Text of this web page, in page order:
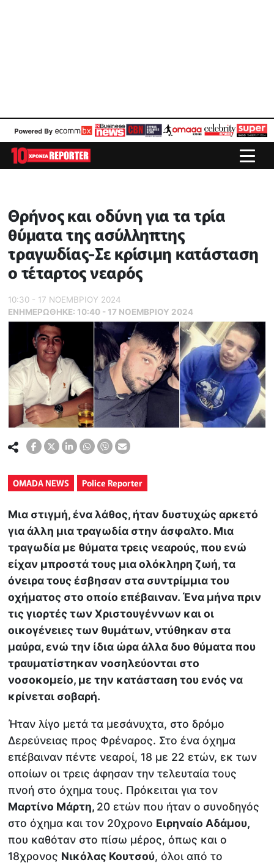
Θρήνος και οδύνη για τα τρία
θύματα της ασύλληπτης
τραγωδίας-Σε κρίσιμη κατάσταση
ο τέταρτος νεαρός
10:30 - 17 ΝΟΕΜΒΡΙΟΥ 2024
ΕΝΗΜΕΡΏΘΗΚΕ: 10:40 - 17 ΝΟΕΜΒΡΙΟΥ 2024
OMADA NEWS Police Reporter
Μια στιγμή, ένα λάθος, ήταν δυστυχώς αρκετό
για άλλη μια τραγωδία στην άσφαλτο. Μια
τραγωδία με θύματα τρεις νεαρούς, που ενώ
είχαν μπροστά τους μια ολόκληρη ζωή, τα
όνειρα τους έσβησαν στα συντρίμμια του
οχήματος στο οποίο επέβαιναν. Ένα μήνα πριν
τις γιορτές των Χριστουγέννων και οι
οικογένειες των θυμάτων, ντύθηκαν στα
μαύρα, ενώ την ίδια ώρα άλλα δυο θύματα που
τραυματίστηκαν νοσηλεύονται στο
νοσοκομείο, με την κατάσταση του ενός να
κρίνεται σοβαρή.
Ήταν λίγο μετά τα μεσάνυχτα, στο δρόμο
Δερεύνειας προς Φρέναρος. Στο ένα όχημα
επέβαιναν πέντε νεαροί, 18 με 22 ετών, εκ των
οποίων οι τρεις άφησαν την τελευταία τους
πνοή στο όχημα τους. Πρόκειται για τον
Μαρτίνο Μάρτη, 20 ετών που ήταν ο συνοδηγός
στο όχημα και τον 20χρονο Ειρηναίο Αδάμου,
που καθόταν στο πίσω μέρος, όπως και ο
18χρονος Νικόλας Κουτσού, όλοι από το